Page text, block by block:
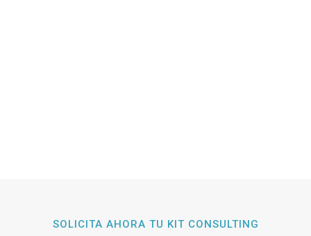
SOLICITA AHORA TU KIT CONSULTING